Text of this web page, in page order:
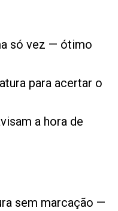
só vez — ótimo
para acertar o
a hora de
sem marcação —